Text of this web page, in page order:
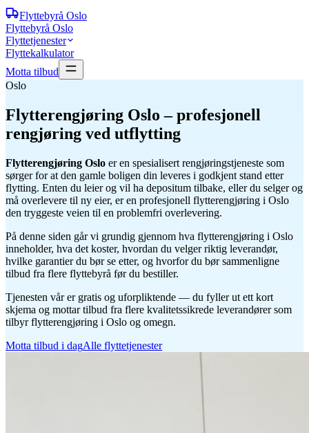
Flyttebyrå Oslo
Flyttebyrå Oslo
Flyttetjenester
Flyttekalkulator
Motta tilbud
Oslo
Flytterengjøring Oslo – profesjonell
rengjøring ved utflytting
Flytterengjøring Oslo er en spesialisert rengjøringstjeneste som
sørger for at den gamle boligen din leveres i godkjent stand etter
flytting. Enten du leier og vil ha depositum tilbake, eller du selger og
må overlevere til ny eier, er en profesjonell flytterengjøring i Oslo
den tryggeste veien til en problemfri overlevering.
På denne siden går vi grundig gjennom hva flytterengjøring i Oslo
inneholder, hva det koster, hvordan du velger riktig leverandør,
hvilke garantier du bør se etter, og hvorfor du bør sammenligne
tilbud fra flere flyttebyrå før du bestiller.
Tjenesten vår er gratis og uforpliktende — du fyller ut ett kort
skjema og mottar tilbud fra flere kvalitetssikrede leverandører som
tilbyr flytterengjøring i Oslo og omegn.
Motta tilbud i dagAlle flyttetjenester